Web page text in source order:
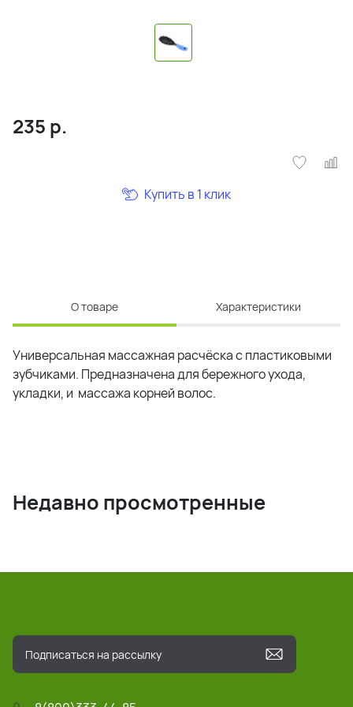
235 р.
Купить в 1 клик
О товаре Характеристики
Универсальная массажная расчёска с пластиковыми
зубчиками. Предназначена для бережного ухода,
укладки, и массажа корней волос.
Недавно просмотренные